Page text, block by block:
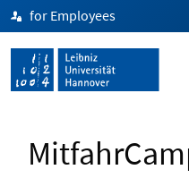
for Employees